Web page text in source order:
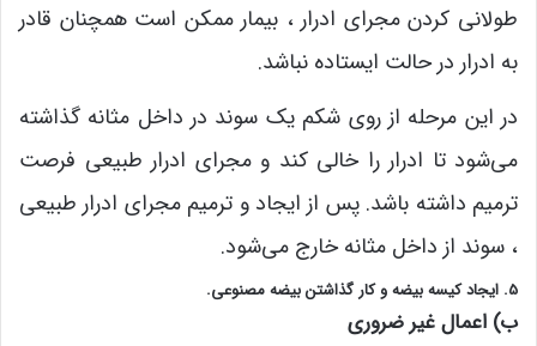
طولانی کردن مجرای ادرار ، بیمار ممکن است همچنان قادر
به ادرار در حالت ایستاده نباشد.
در این مرحله از روی شکم یک سوند در داخل مثانه گذاشته
می‌شود تا ادرار را خالی کند و مجرای ادرار طبیعی فرصت
ترمیم داشته باشد. پس از ایجاد و ترمیم مجرای ادرار طبیعی
، سوند از داخل مثانه خارج می‌شود.
5. ایجاد کیسه بیضه و کار گذاشتن بیضه مصنوعی.
ب) اعمال غیر ضروری